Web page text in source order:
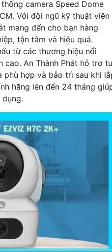
camera Speed Dome
Với đội ngũ kỹ thuật viên
mang đến cho bạn hàng
tận tâm và hiệu quả.
từ các thương hiệu nổi
cao. An Thành Phát hỗ trợ
phù hợp và bảo trì sau khi
hãng lên đến 24 tháng